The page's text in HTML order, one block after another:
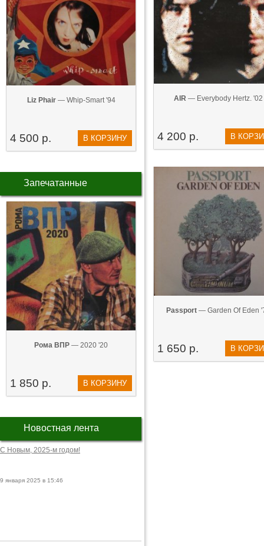
Liz Phair— Whip-Smart '94
4 500 р. В КОРЗИНУ
Запечатанные
Рома ВПР — 2020 '20
1 850 р. В КОРЗИНУ
Новостная лента
С Новым, 2025-м годом!
9 января 2025 в 15:46
AIR — Everybody Hertz. '02
4 200 р. В
Passport — Garden Of Eden
1 650 р. В